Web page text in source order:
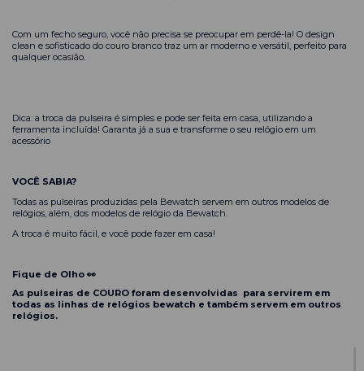
Com um fecho seguro, você não precisa se preocupar em perdê-la! O design
clean e sofisticado do couro branco traz um ar moderno e versátil, perfeito para
qualquer ocasião.
Dica: a troca da pulseira é simples e pode ser feita em casa, utilizando a
ferramenta incluída! Garanta já a sua e transforme o seu relógio em um
acessório
VOCÊ SABIA?
Todas as pulseiras produzidas pela Bewatch servem em outros modelos de
relógios, além, dos modelos de relógio da Bewatch.
A troca é muito fácil, e você pode fazer em casa!
Fique de Olho 👀
As pulseiras de COURO foram desenvolvidas para servirem em
todas as linhas de relógios bewatch e também servem em outros
relógios.